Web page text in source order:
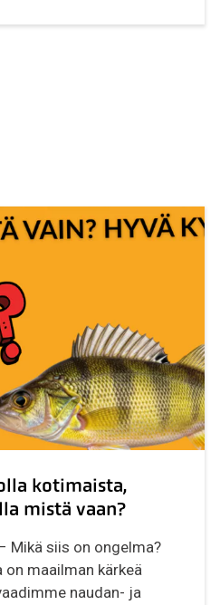
kotimaista,
mistä vaan?
Mikä siis on ongelma?
on maailman kärkeä
naudan- ja